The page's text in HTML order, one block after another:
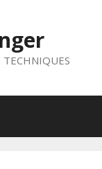
TECHNIQUES